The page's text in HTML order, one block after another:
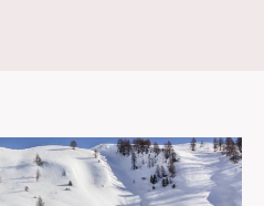
côtés. N’hésitez pas
47 04,
par email à